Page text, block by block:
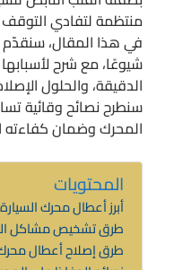
منتظمة لتفادي التوقف
في هذا المقال، سنقدّم
شيوعًا، مع شرح
الدقيقة، والحلول
سنطرح نصائح وقائية
المحرك وضمان كفاءته
المحتويات
أبرز أعطال محرك
طرق تشخيص مشاكل
طرق إصلاح أعطال محرك